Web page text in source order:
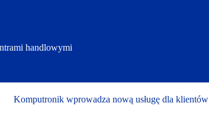
handlowymi
Komputronik wprowadza nową usługę dla klientów